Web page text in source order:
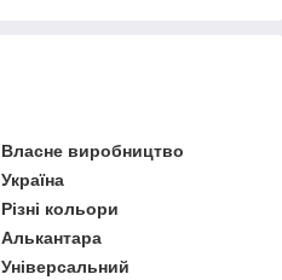
Власне виробництво
Україна
Різні кольори
Алькантара
Універсальний